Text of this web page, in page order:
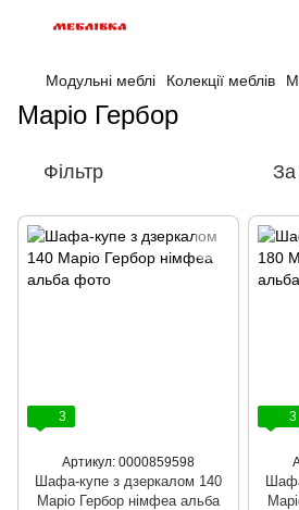
Модульні меблі Колекції меблів
Маріо Гербор
Фільтр За
3
Артикул: 0000859598
Шафа-купе з дзеркалом 140
Маріо Гербор німфеа альба
3